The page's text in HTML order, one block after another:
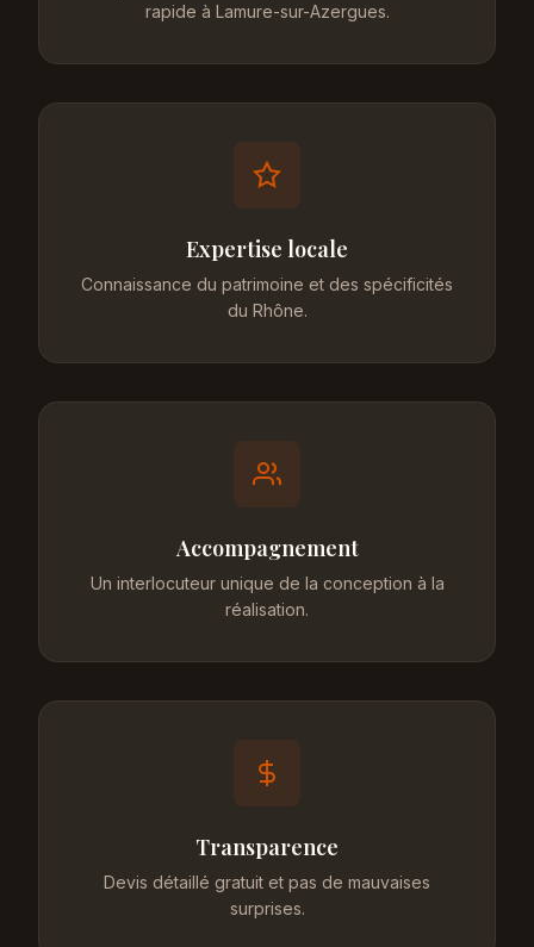
rapide à Lamure-sur-Azergues.
Expertise locale
Connaissance du patrimoine et des spécificités
du Rhône.
Accompagnement
Un interlocuteur unique de la conception à la
réalisation.
Transparence
Devis détaillé gratuit et pas de mauvaises
surprises.